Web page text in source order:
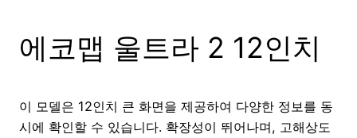
에코맵 울트라 2 12인치
이 모델은 12인치 큰 화면을 제공하여 다양한 정보를 동
시에 확인할 수 있습니다. 확장성이 뛰어나며, 고해상도